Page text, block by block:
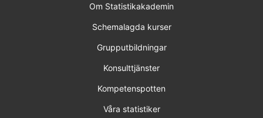
Om Statistikakademin
Schemalagda kurser
Grupputbildningar
Konsulttjänster
Kompetenspotten
Våra statistiker